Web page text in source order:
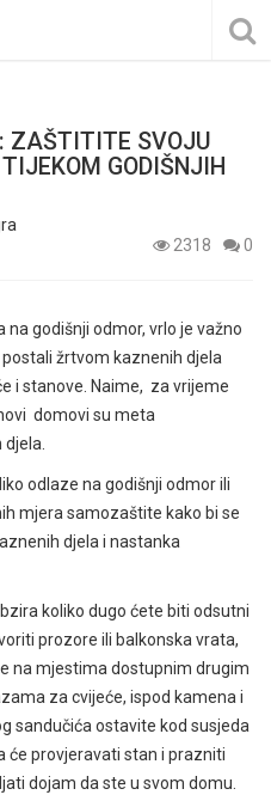
ZAŠTITITE SVOJU
GODIŠNJIH
2318
0
na godišnji odmor, vrlo je važno
žrtvom kaznenih djela
i stanove. Naime, za vrijeme
domovi su meta
odlaze na godišnji odmor ili
mjera samozaštite kako bi se
djela i nastanka
koliko dugo ćete biti odsutni
prozore ili balkonska vrata,
na mjestima dostupnim drugim
za cvijeće, ispod kamena i
sandučića ostavite kod susjeda
će provjeravati stan i prazniti
dojam da ste u svom domu.